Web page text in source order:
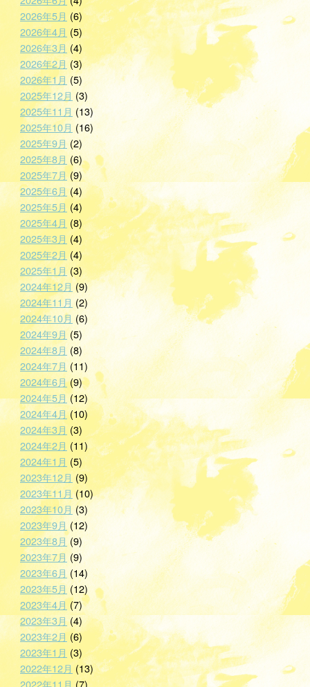
2026年5月 (6)
2026年4月 (5)
2026年3月 (4)
2026年2月(3)
2026年1月(5)
2025年12月 (3)
2025年11月 (13)
2025年10月 (16)
2025年9月(2)
2025年8月 (6)
2025年7月(9)
2025年6月(4)
2025年5月 (4)
2025年4月 (8)
2025年3月 (4)
2025年2月(4)
2025年1月(3)
2024年12月 (9)
2024年11月 (2)
2024年10月 (6)
2024年9月 (5)
2024年8月 (8)
2024年7月(11)
2024年6月(9)
2024年5月(12)
2024年4月(10)
2024年3月 (3)
2024年2月 (11)
2024年1月 (5)
2023年12月 (9)
2023年11月(10)
2023年10月(3)
2023年9月(12)
2023年8月(9)
2023年7月(9)
2023年6月 (14)
2023年5月 (12)
2023年4月 (7)
2023年3月(4)
2023年2月 (6)
2023年1月 (3)
2022年12月 (13)